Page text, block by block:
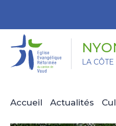
LA CÔTE
Accueil Actualités